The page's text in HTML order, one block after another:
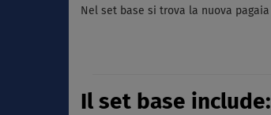
Nel set base si trova la nuova
Il set base include: